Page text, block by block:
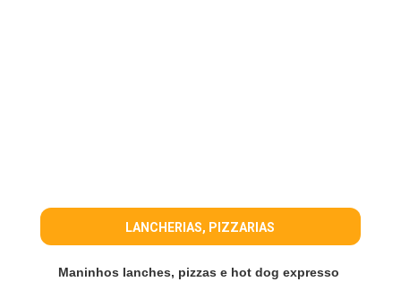
LANCHERIAS, PIZZARIAS
Maninhos lanches, pizzas e hot dog expresso